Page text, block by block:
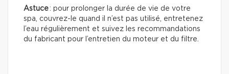
Astuce: pour prolonger la durée de vie de votre
spa, couvrez-le quand il n’est pas utilisé, entretenez
l’eau régulièrement et suivez les recommandations
du fabricant pour l’entretien du moteur et du filtre.